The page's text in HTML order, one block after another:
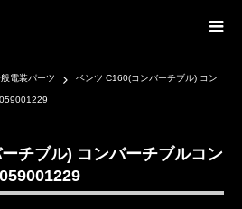
電装パーツ ベンツ C160(コンバーチブル) コン
チブル) コンバーチブルコン